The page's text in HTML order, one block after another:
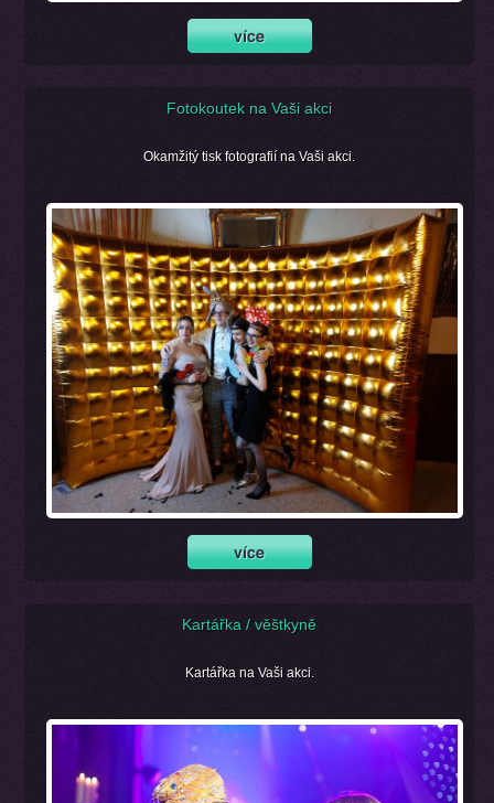
Fotokoutek na Vaši akci
Okamžitý tisk fotografií na Vaši akci.
Kartářka / věštkyně
Kartářka na Vaši akci.